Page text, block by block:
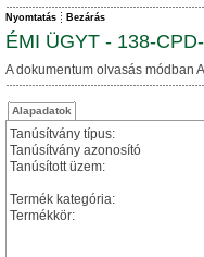
Nyomtatás Bezárás
ÉMI ÜGYT - 138-
A dokumentum olvasás módban
Alapadatok
Tanúsítvány típus:
Tanúsítvány azonosító
Tanúsított üzem:
Termék kategória:
Termékkör: